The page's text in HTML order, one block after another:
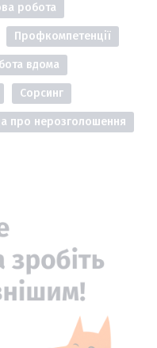
робота
Профкомпетенції
вдома
Сорсинг
про нерозголошення